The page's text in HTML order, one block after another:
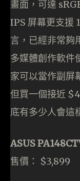
畫面，可達
IPS 屏幕更支援
言，已經非常夠
多媒體創作軟
家可以當作副屏
但買一個接近
底有多少人會這
ASUS
售價： $3,899